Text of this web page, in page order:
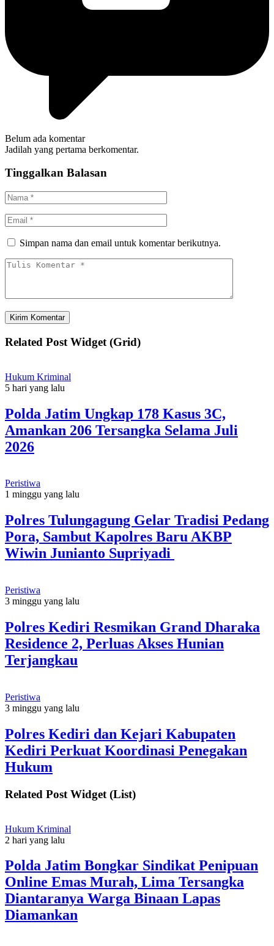
Belum ada komentar
Jadilah yang pertama berkomentar.
Tinggalkan Balasan
Simpan nama dan email untuk komentar berikutnya.
Related Post Widget (Grid)
Hukum Kriminal
5 hari yang lalu
Polda Jatim Ungkap 178 Kasus 3C,
Amankan 206 Tersangka Selama Juli
2026
Peristiwa
1 minggu yang lalu
Polres Tulungagung Gelar Tradisi Pedang
Pora, Sambut Kapolres Baru AKBP
Wiwin Junianto Supriyadi
Peristiwa
3 minggu yang lalu
Polres Kediri Resmikan Grand Dharaka
Residence 2, Perluas Akses Hunian
Terjangkau
Peristiwa
3 minggu yang lalu
Polres Kediri dan Kejari Kabupaten
Kediri Perkuat Koordinasi Penegakan
Hukum
Related Post Widget (List)
Hukum Kriminal
2 hari yang lalu
Polda Jatim Bongkar Sindikat Penipuan
Online Emas Murah, Lima Tersangka
Diantaranya Warga Binaan Lapas
Diamankan